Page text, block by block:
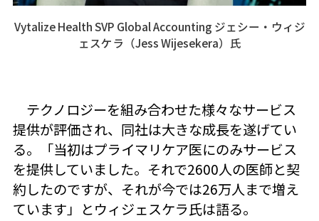
Vytalize Health SVP Global Accounting ジェシー・ウィジ
ェスケラ（Jess Wijesekera）氏
テクノロジーを組み合わせた様々なサービス
提供が評価され、同社は大きな成長を遂げてい
る。「当初はプライマリケア医にのみサービス
を提供していました。それで2600人の医師と契
約したのですが、それが今では26万人まで増え
ています」とウィジェスケラ氏は語る。